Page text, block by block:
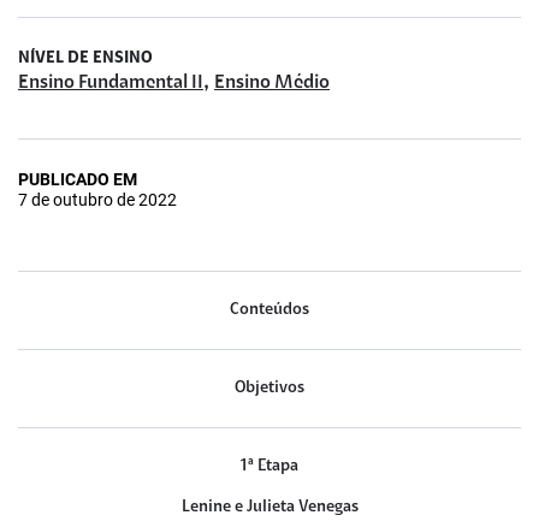
NÍVEL DE ENSINO
Ensino Fundamental II, Ensino Médio
PUBLICADO EM
7 de outubro de 2022
Conteúdos
Objetivos
1ª Etapa
Lenine e Julieta Venegas